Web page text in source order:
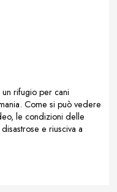
rifugio per cani
Come si può vedere
le condizioni delle
e riusciva a
ha iniziato con il
rinomati
e dopo molti